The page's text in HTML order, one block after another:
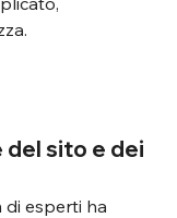
sito e dei
esperti ha